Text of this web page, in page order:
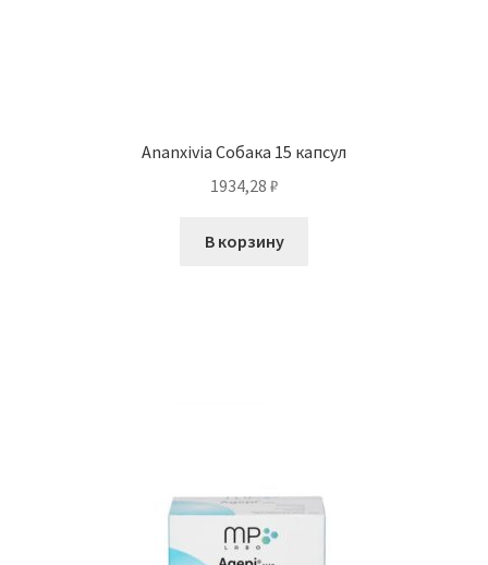
Ananxivia Собака 15 капсул
1934,28 ₽
В корзину